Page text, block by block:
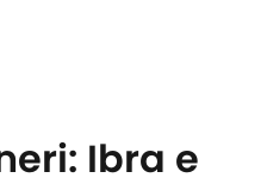
Ibra e